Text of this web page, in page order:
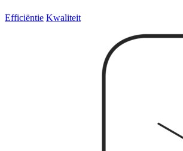
Efficiëntie Kwaliteit